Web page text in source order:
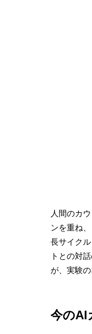
人間のカ
ンを重ね
長サイク
トとの対
が、実験
今のAI